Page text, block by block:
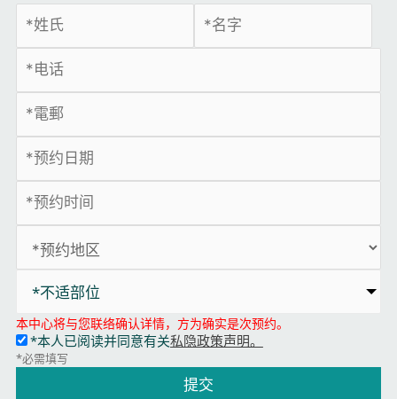
*不适部位
本中心将与您联络确认详情，方为确实是次预约。
*本人已阅读并同意有关私隐政策声明。
*必需填写
提交